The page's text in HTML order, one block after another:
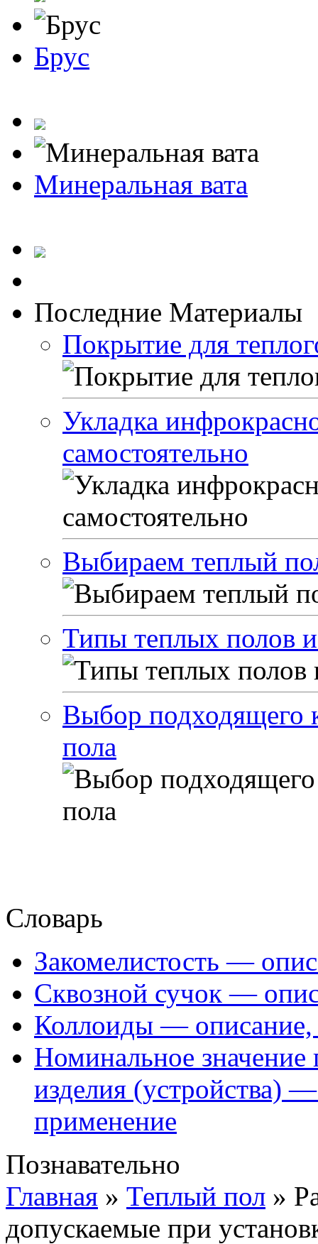
Брус
Минеральная вата
Последние Материалы
Покрытие для
Укладка
самостоятельно
Выбираем теплый
Типы теплых полов
Выбор подходящего
пола
Словарь
Закомелистость —
Сквозной сучок —
Коллоиды — описание,
Номинальное значение
изделия (устройства)
применение
Познавательно
Главная » Теплый пол »
допускаемые при